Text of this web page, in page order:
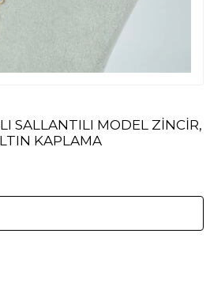
SALLANTILI MODEL ZİNCİR,
KAPLAMA